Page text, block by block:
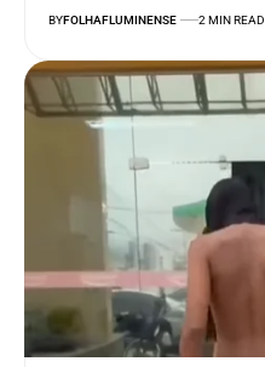
BYFOLHAFLUMINENSE 2 MIN READ